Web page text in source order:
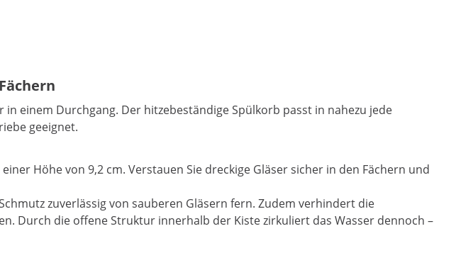
in einem Durchgang. Der hitzebeständige Spülkorb passt in nahezu jede
geeignet.
Höhe von 9,2 cm. Verstauen Sie dreckige Gläser sicher in den Fächern und
zuverlässig von sauberen Gläsern fern. Zudem verhindert die
Durch die offene Struktur innerhalb der Kiste zirkuliert das Wasser dennoch –